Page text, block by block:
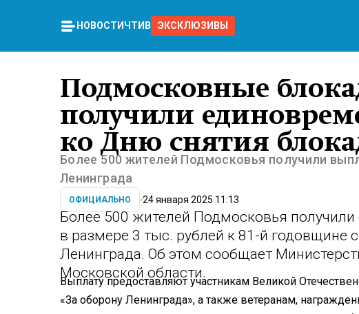
НОВОСТИ ЧТИВО ЭКСКЛЮЗИВЫ
Подмосковные
получили
ко Дню снятия
Более 500 жителей Подмосковья получили
Ленинграда
ОФИЦИАЛЬНО 24 января 2025 11:13
Более 500 жителей Подмосковья
в размере 3 тыс. рублей к 81-й годовщине
Ленинграда. Об этом сообщает
Московской области.
Выплату предоставляют участникам Великой
«За оборону Ленинграда», а также ветеранам,